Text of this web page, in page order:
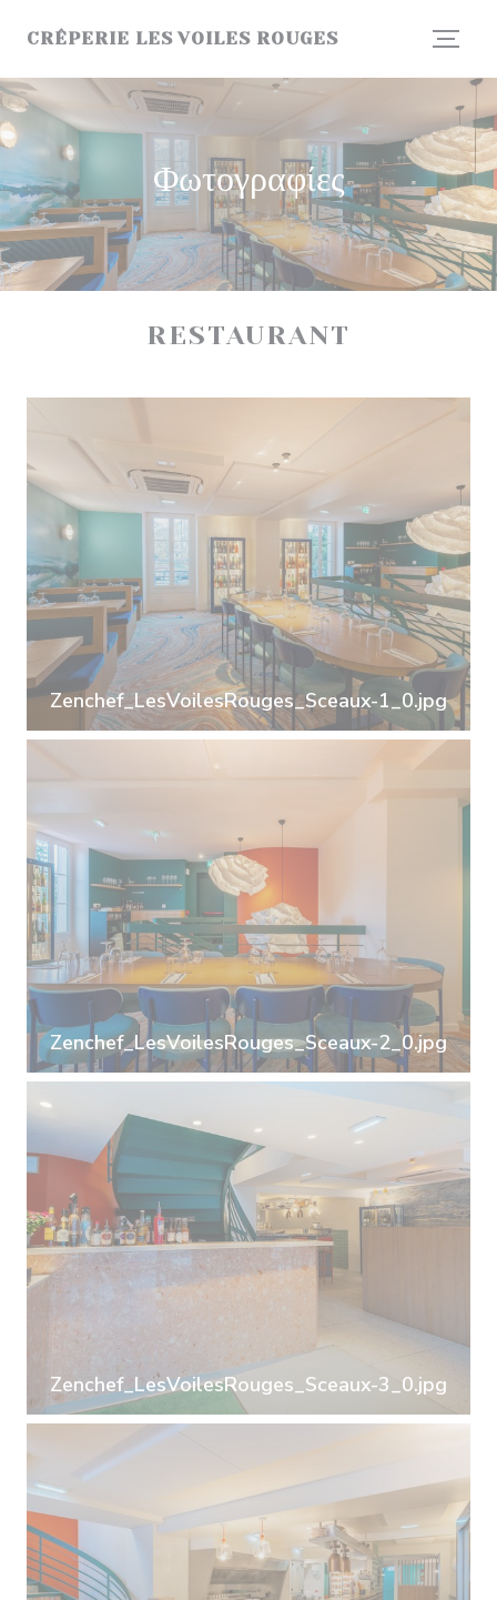
CRÊPERIE LES VOILES ROUGES
Φωτογραφίες
RESTAURANT
Zenchef_LesVoilesRouges_Sceaux-1_0.jpg
Zenchef_LesVoilesRouges_Sceaux-2_0.jpg
Zenchef_LesVoilesRouges_Sceaux-3_0.jpg